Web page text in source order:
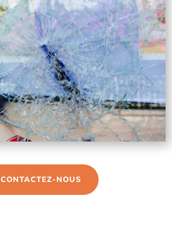
CONTACTEZ-NOUS